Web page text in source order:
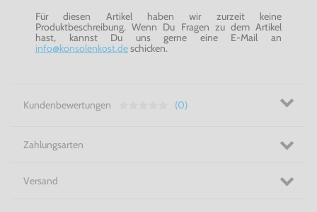
Für diesen Artikel haben wir zurzeit keine
Produktbeschreibung. Wenn Du Fragen zu dem Artikel
hast, kannst Du uns gerne eine E-Mail an
info@konsolenkost.deschicken.
Kundenbewertungen (0)
Zahlungsarten
Versand